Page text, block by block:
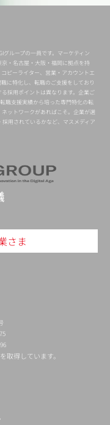
グループの一員です。マーケティン
・名古屋・大阪・福岡に拠点を持
ピーライター、営業・アカウントエ
に特化し、転職のご支援をしており
採用ポイントは異なります。企業ご
職支援実績から培った専門特化の転
ットワークがあればこそ。企業が選
用されているかなど、マスメディア
さま
取得しています。